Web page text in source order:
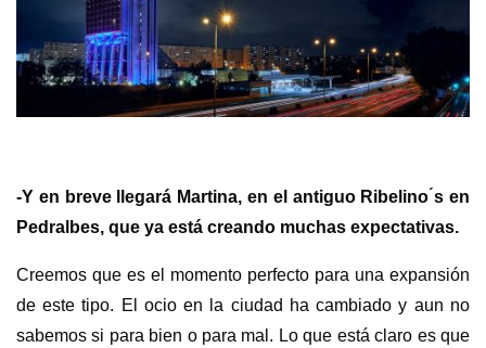
-Y en breve llegará Martina, en el antiguo Ribelino ́s en
Pedralbes, que ya está creando muchas expectativas.
Creemos que es el momento perfecto para una expansión
de este tipo. El ocio en la ciudad ha cambiado y aun no
sabemos si para bien o para mal. Lo que está claro es que